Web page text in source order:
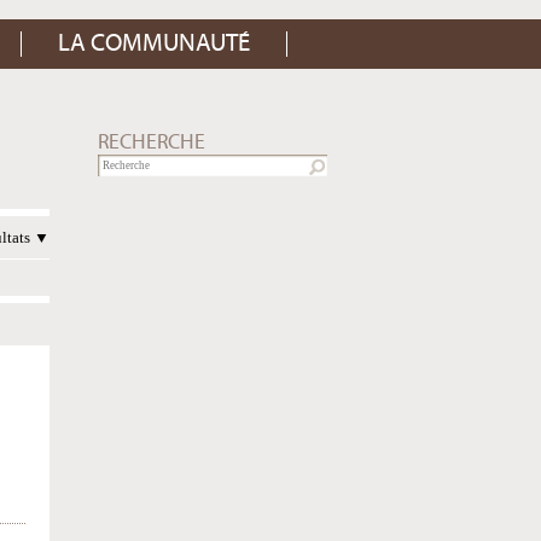
LA COMMUNAUTÉ
RECHERCHE